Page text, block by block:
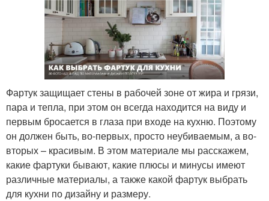
Фартук защищает стены в рабочей зоне от жира и грязи,
пара и тепла, при этом он всегда находится на виду и
первым бросается в глаза при входе на кухню. Поэтому
он должен быть, во-первых, просто неубиваемым, а во-
вторых – красивым. В этом материале мы расскажем,
какие фартуки бывают, какие плюсы и минусы имеют
различные материалы, а также какой фартук выбрать
для кухни по дизайну и размеру.